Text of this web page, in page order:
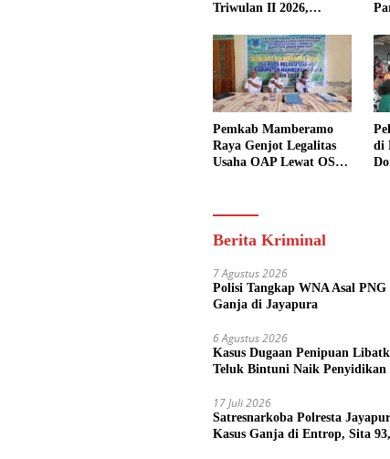
Triwulan II 2026,
Target
Pemkab Mamberamo
Raya Genjot Legalitas
Usaha OAP Lewat OSS,
di
Berita Kriminal
7 Agustus 2026
Polisi Tangkap WNA Asal PNG
Ganja di Jayapura
6 Agustus 2026
Kasus Dugaan Penipuan
Teluk Bintuni Naik Penyidikan
17 Juli 2026
Satresnarkoba Polresta
Kasus Ganja di Entrop, Sita